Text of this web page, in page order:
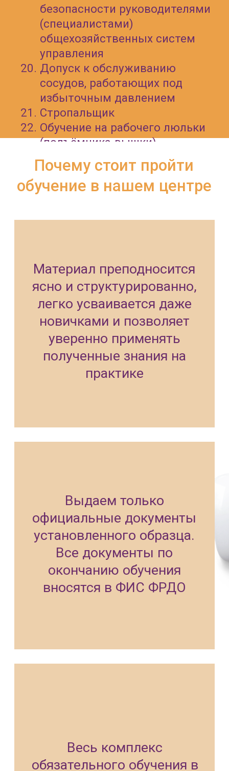
Повышение уровня
сознательности и
ответственности
Рост производительности
труда
Более эффективная
работа подготовленного
Преподаватель по направлению
техносферная безопасность и
природообустройство,
защите в чрезвычайных ситуациях,
стажем 12 лет, из которых 5 лет
охраны труда. Эксперт на
соревнованиях по
профессиональному мастерству
«Профессионалы» по компетенции
"Охрана труда". Спикер в учебных